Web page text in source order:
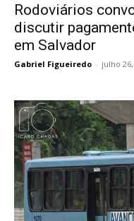
Rodoviários
discutir
em Salvador
Gabriel Figueiredo - julho